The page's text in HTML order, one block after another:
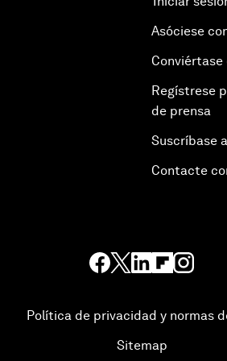
Asóciese
Regístrese
de prensa
Suscríbase
Contacte
Política de privacidad y normas
Sitemap